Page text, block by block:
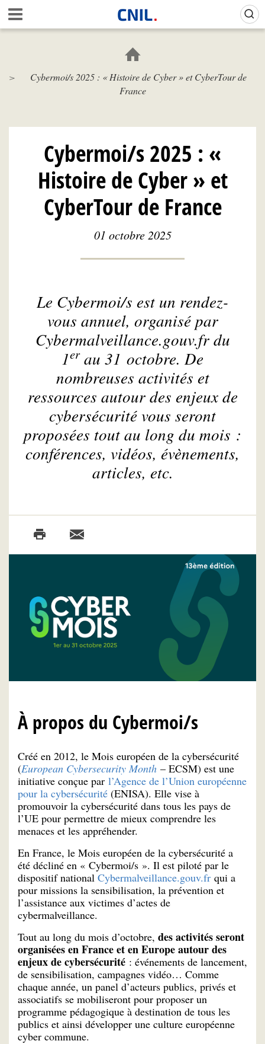
Aller
au
contenu
c
i
N
I
L
Cybermoi/s 2025 : « Histoire de Cyber » et CyberTour de
France
Cybermoi/s 2025 : «
Histoire de Cyber » et
CyberTour de France
01 octobre 2025
Le Cybermoi/s est un rendez-
vous annuel, organisé par
Cybermalveillance.gouv.fr du
1er au 31 octobre. De
nombreuses activités et
ressources autour des enjeux de
cybersécurité vous seront
proposées tout au long du mois :
conférences, vidéos, évènements,
articles, etc.
À propos du Cybermoi/s
Créé en 2012, le Mois européen de la cybersécurité
(European Cybersecurity Month – ECSM) est une
initiative conçue par l’Agence de l’Union européenne
pour la cybersécurité (ENISA). Elle vise à
promouvoir la cybersécurité dans tous les pays de
l’UE pour permettre de mieux comprendre les
menaces et les appréhender.
En France, le Mois européen de la cybersécurité a
été décliné en « Cybermoi/s ». Il est piloté par le
dispositif national Cybermalveillance.gouv.fr qui a
pour missions la sensibilisation, la prévention et
l’assistance aux victimes d’actes de
cybermalveillance.
Tout au long du mois d’octobre, des activités seront
organisées en France et en Europe autour des
enjeux de cybersécurité : événements de lancement,
de sensibilisation, campagnes vidéo… Comme
chaque année, un panel d’acteurs publics, privés et
associatifs se mobiliseront pour proposer un
programme pédagogique à destination de tous les
publics et ainsi développer une culture européenne
cyber commune.
Gestion de vos préférences sur les cookies (témoins de connexion)